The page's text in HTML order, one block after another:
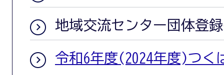
地域交流センター団体登
令和6年度(2024年度)つく